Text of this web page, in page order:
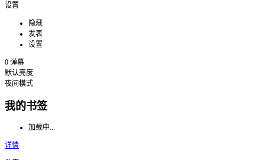
设置
隐藏
发表
设置
0 弹幕
默认亮度
夜间模式
我的书签
加载中...
详情